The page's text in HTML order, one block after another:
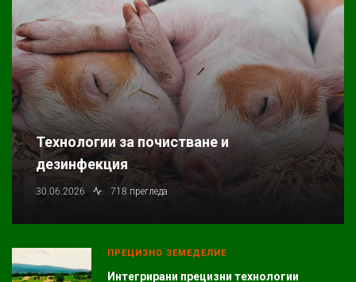
Технологии за почистване и
дезинфекция
30.06.2026 718 прегледа
ПРЕЦИЗНО ЗЕМЕДЕЛИЕ
Интегрирани прецизни технологии